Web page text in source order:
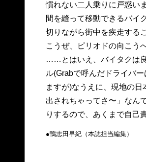
慣れない二人乗りに戸惑い
間を縫って移動できるバイ
切りながら街中を疾走する
こうぜ、ピリオドの向こう
……とはいえ、バイタクは
ル(Grabで呼んだドライバ
ますが)なうえに、現地の
出されちゃってさ〜」なん
りするので、あくまで自己
●鴨志田早紀（本誌担当編集）